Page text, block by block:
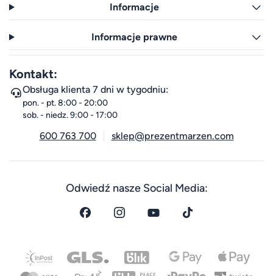
Informacje
Informacje prawne
Kontakt:
Obsługa klienta 7 dni w tygodniu:
pon. - pt. 8:00 - 20:00
sob. - niedz. 9:00 - 17:00
600 763 700 sklep@prezentmarzen.com
Odwiedź nasze Social Media: